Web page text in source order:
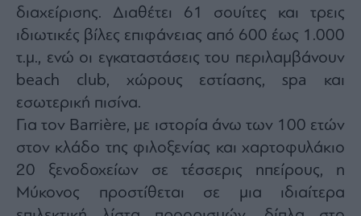
διαχείρισης. Διαθέτει 61 σουίτες και τρεις
ιδιωτικές βίλες επιφάνειας από 600 έως 1.000
τ.μ., ενώ οι εγκαταστάσεις του περιλαμβάνουν
beach club, χώρους εστίασης, spa και
εσωτερική πισίνα.
Για τον Barrière, με ιστορία άνω των 100 ετών
στον κλάδο της φιλοξενίας και χαρτοφυλάκιο
20 ξενοδοχείων σε τέσσερις ηπείρους, η
Μύκονος προστίθεται σε μια ιδιαίτερα